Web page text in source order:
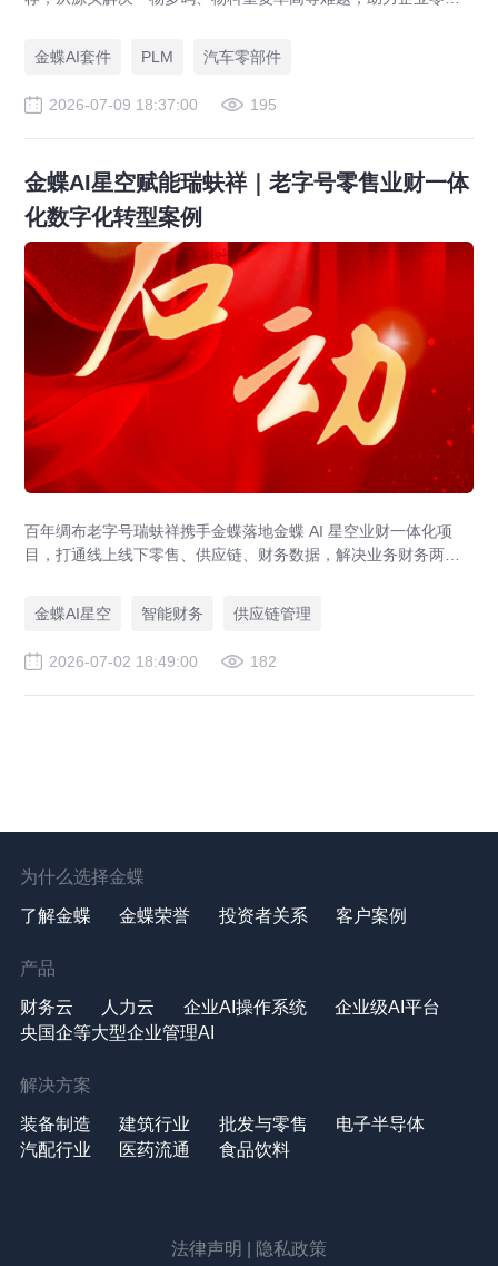
金蝶AI套件
PLM 汽车零部件
2026-07-09 18:37:00 195
金蝶AI星空赋能瑞蚨祥｜老字号零售业财一体
化数字化转型案例
百年绸布老字号瑞蚨祥携手金蝶落地金蝶 AI 星空业财一体化项
目，打通线上线下零售、供应链、财务数据，解决业务财务两张
金蝶AI星空
智能财务 供应链管理
2026-07-02 18:49:00 182
为什么选择金蝶
了解金蝶 金蝶荣誉 投资者关系 客户案例
产品
财务云 人力云 企业AI操作系统
企业级AI平台
央国企等大型企业管理AI
解决方案
装备制造 建筑行业 批发与零售
电子半导体
汽配行业
医药流通 食品饮料
法律声明 隐私政策